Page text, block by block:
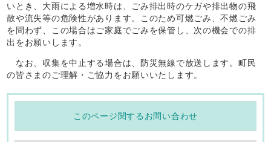
いとき、大雨による増水時は、ごみ排出時のケガや排出物の飛
散や流失等の危険性があります。このため可燃ごみ、不燃ごみ
を問わず、この場合はご家庭でごみを保管し、次の機会での排
出をお願いします。
なお、収集を中止する場合は、防災無線で放送します。町民
の皆さまのご理解・ご協力をお願いいたします。
このページ関するお問い合わせ